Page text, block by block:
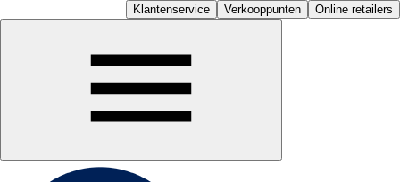
Klantenservice Verkooppunten Online retailers